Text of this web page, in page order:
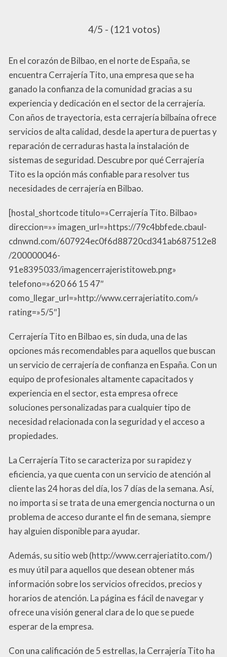
4/5 - (121 votos)
En el corazón de Bilbao, en el norte de España, se
encuentra Cerrajería Tito, una empresa que se ha
ganado la confianza de la comunidad gracias a su
experiencia y dedicación en el sector de la cerrajería.
Con años de trayectoria, esta cerrajería bilbaína ofrece
servicios de alta calidad, desde la apertura de puertas y
reparación de cerraduras hasta la instalación de
sistemas de seguridad. Descubre por qué Cerrajería
Tito es la opción más confiable para resolver tus
necesidades de cerrajería en Bilbao.
[hostal_shortcode titulo=»Cerrajería Tito. Bilbao»
direccion=»» imagen_url=»https://79c4bbfede.cbaul-
cdnwnd.com/607924ec0f6d88720cd341ab687512e8
/200000046-
91e8395033/imagencerrajeristitoweb.png»
telefono=»620 66 15 47″
como_llegar_url=»http://www.cerrajeriatito.com/»
rating=»5/5″]
Cerrajería Tito en Bilbao es, sin duda, una de las
opciones más recomendables para aquellos que buscan
un servicio de cerrajería de confianza en España. Con un
equipo de profesionales altamente capacitados y
experiencia en el sector, esta empresa ofrece
soluciones personalizadas para cualquier tipo de
necesidad relacionada con la seguridad y el acceso a
propiedades.
La Cerrajería Tito se caracteriza por su rapidez y
eficiencia, ya que cuenta con un servicio de atención al
cliente las 24 horas del día, los 7 días de la semana. Así,
no importa si se trata de una emergencia nocturna o un
problema de acceso durante el fin de semana, siempre
hay alguien disponible para ayudar.
Además, su sitio web (http://www.cerrajeriatito.com/)
es muy útil para aquellos que desean obtener más
información sobre los servicios ofrecidos, precios y
horarios de atención. La página es fácil de navegar y
ofrece una visión general clara de lo que se puede
esperar de la empresa.
Con una calificación de 5 estrellas, la Cerrajería Tito ha